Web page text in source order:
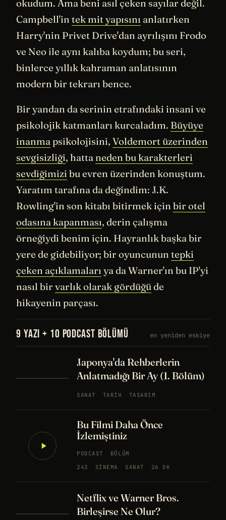
okudum. Ama beni asıl çeken sayılar değil.
Campbell'in tek mit yapısını anlatırken
Harry'nin Privet Drive'dan ayrılışını Frodo
ve Neo ile aynı kalıba koydum; bu seri,
binlerce yıllık kahraman anlatısının
modern bir tekrarı bence.
Bir yandan da serinin etrafındaki insani ve
psikolojik katmanları kurcaladım. Büyüye
inanmapsikolojisini, Voldemort üzerinden
sevgisizliği, hatta neden bu karakterleri
sevdiğimizi bu evren üzerinden konuştum.
Yaratım tarafına da değindim: J.K.
Rowling'in son kitabı bitirmek için bir otel
odasına kapanması, derin çalışma
örneğiydi benim için. Hayranlık başka bir
yere de gidebiliyor; bir oyuncunun tepki
çeken açıklamaları ya da Warner'ın bu IP'yi
nasıl birvarlık olarak gördüğüde
hikayenin parçası.
9 YAZI + 10 PODCAST BÖLÜMÜ en yeniden eskiye
Japonya'da Rehberlerin
Anlatmadığı Bir Ay (1. Bölüm)
SANAT TARIH TASARIM
Bu Filmi Daha Önce
İzlemiştiniz
PODCAST
BÖLÜM
243
SINEMA SANAT 26 DK
Netflix ve Warner Bros.
Birleşirse Ne Olur?